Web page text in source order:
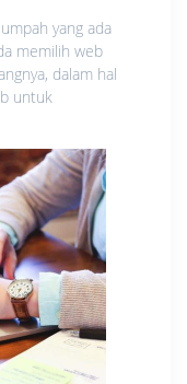
yang ada
memilih web
dalam hal
untuk